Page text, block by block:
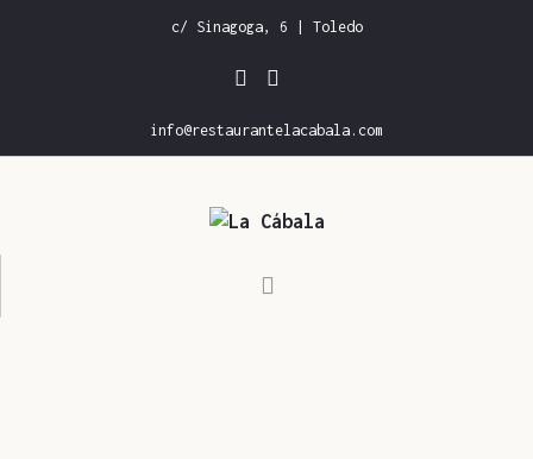
c/ Sinagoga, 6 | Toledo
info@restaurantelacabala.com